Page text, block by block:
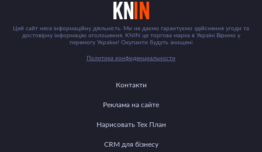
Цей сайт несе інформаційну діяльність. Ми не даємо гарантуємо здійснення угоди та
достовірну інформацію оголошення. KNIN це торгова марка в Україні Віримо у
перемогу України! Окупанти будуть знищені
Политика конфиденциальности
Контакти
Реклама на сайте
Нарисовать Тех План
CRM для бізнесу